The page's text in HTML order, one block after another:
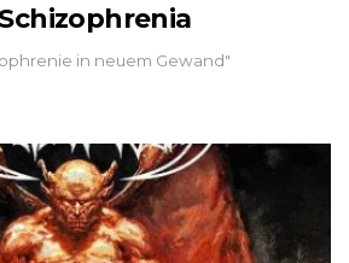
Schizophrenia
in neuem Gewand"